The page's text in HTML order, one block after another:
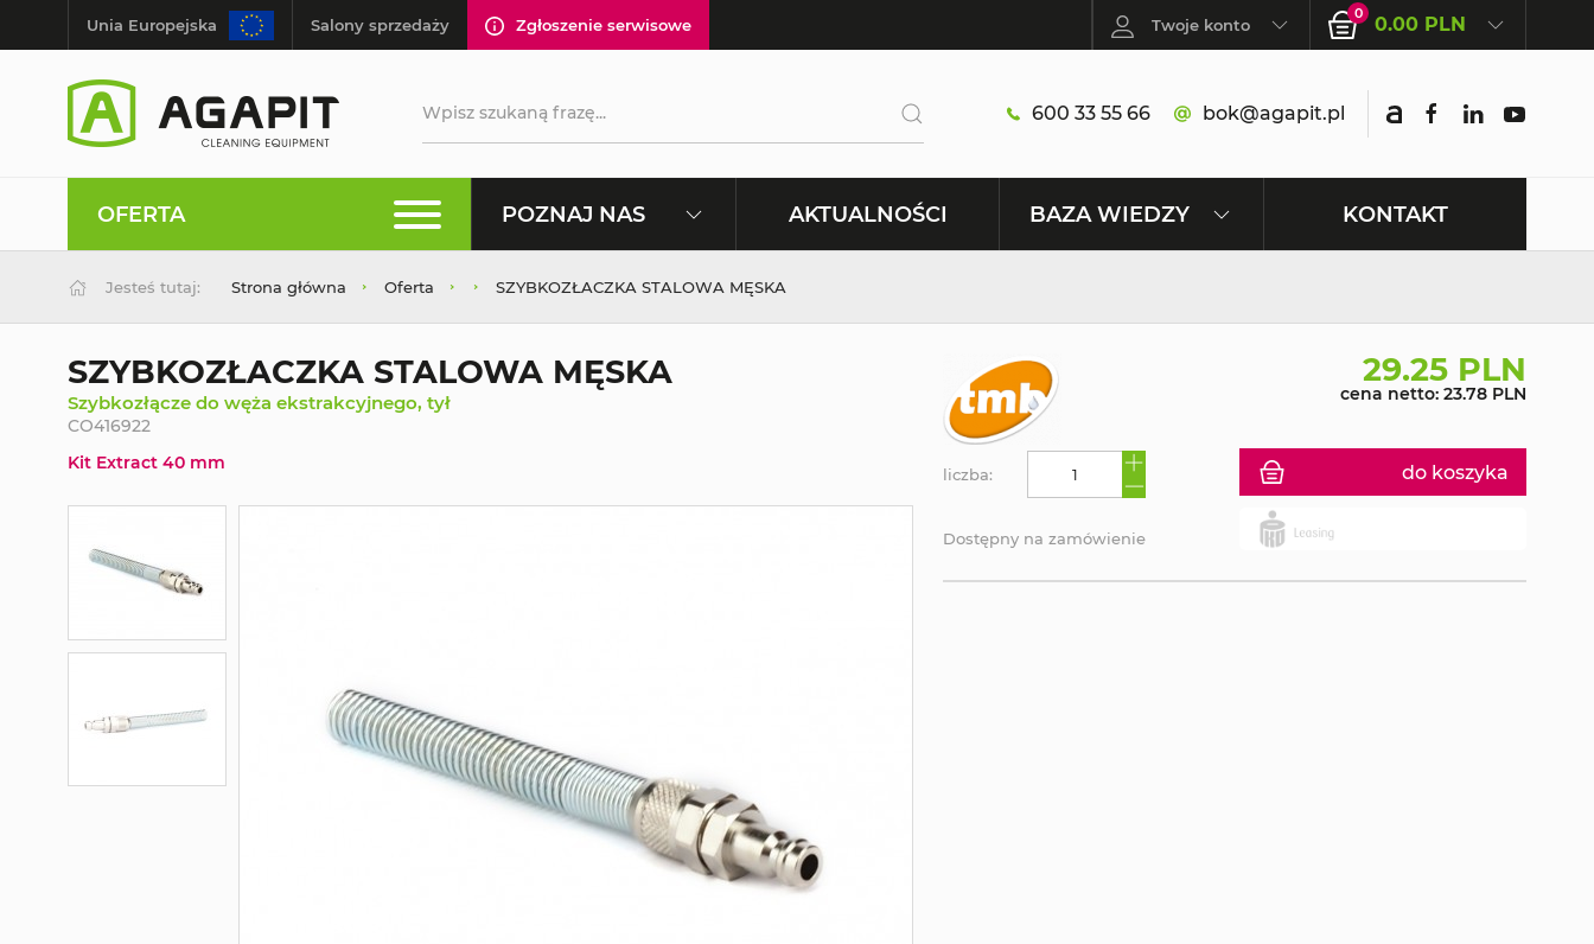
Unia Europejska Salony sprzedaży Zgłoszenie serwisowe Twoje konto
0 0.00 PLN
600 33 55 66 bok@agapit.pl
OFERTA POZNAJ NAS AKTUALNOŚCI BAZA WIEDZY KONTAKT
Jesteś tutaj: Strona główna Oferta SZYBKOZŁACZKA STALOWA MĘSKA
SZYBKOZŁACZKA STALOWA MĘSKA
Szybkozłącze do węża ekstrakcyjnego, tył
CO416922
Kit Extract 40 mm
29.25 PLN
cena netto: 23.78 PLN
do koszyka
liczba:
Dostępny na zamówienie